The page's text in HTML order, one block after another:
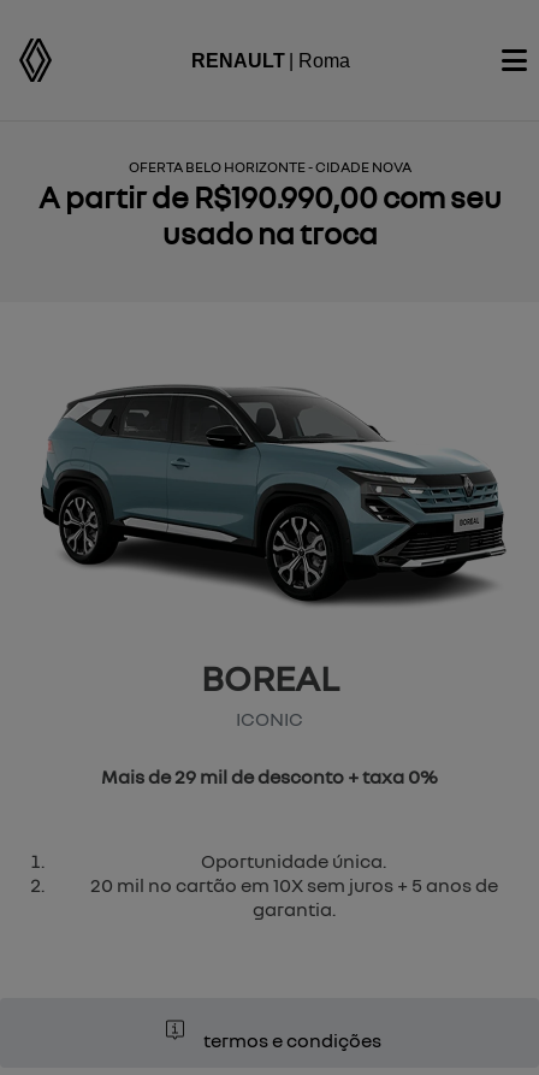
RENAULT | Roma
OFERTA BELO HORIZONTE - CIDADE NOVA
A partir de R$190.990,00 com seu
usado na troca
BOREAL
ICONIC
Mais de 29 mil de desconto + taxa 0%
Oportunidade única.
20 mil no cartão em 10X sem juros + 5 anos de
garantia.
termos e condições